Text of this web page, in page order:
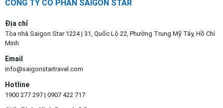
CÔNG TY CỔ PHẦN SAIGON STAR
Địa chỉ
Tòa nhà Saigon Star 1224 | 31, Quốc Lộ 22, Phường Trung Mỹ Tây, Hồ Chí
Minh
Email
info@saigonstartravel.com
Hotline
1900 277 297 | 0907 422 717